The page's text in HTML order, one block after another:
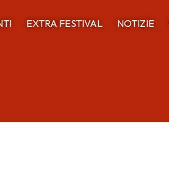
EXTRA FESTIVAL NOTIZIE